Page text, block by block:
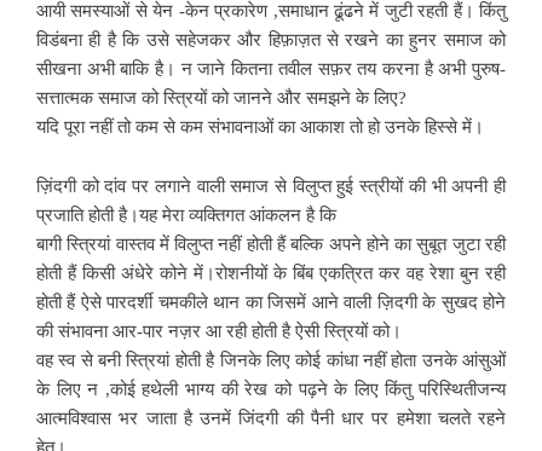
आयी समस्याओं से येन -केन प्रकारेण ,समाधान ढूंढने में जुटी रहती हैं। किंतु
विडंबना ही है कि उसे सहेजकर और हिफ़ाज़त से रखने का हुनर समाज को
सीखना अभी बाकि है। न जाने कितना तवील सफ़र तय करना है अभी पुरुष-
सत्तात्मक समाज को स्त्रियों को जानने और समझने के लिए?
यदि पूरा नहीं तो कम से कम संभावनाओं का आकाश तो हो उनके हिस्से में।
ज़िंदगी को दांव पर लगाने वाली समाज से विलुप्त हुई स्त्रीयों की भी अपनी ही
प्रजाति होती है।यह मेरा व्यक्तिगत आंकलन है कि
बागी स्त्रियां वास्तव में विलुप्त नहीं होती हैं बल्कि अपने होने का सुबूत जुटा रही
होती हैं किसी अंधेरे कोने में।रोशनीयों के बिंब एकत्रित कर वह रेशा बुन रही
होती हैं ऐसे पारदर्शी चमकीले थान का जिसमें आने वाली ज़िदगी के सुखद होने
की संभावना आर-पार नज़र आ रही होती है ऐसी स्त्रियों को।
वह स्व से बनी स्त्रियां होती है जिनके लिए कोई कांधा नहीं होता उनके आंसुओं
के लिए न ,कोई हथेली भाग्य की रेख को पढ़ने के लिए किंतु परिस्थितीजन्य
आत्मविश्वास भर जाता है उनमें जिंदगी की पैनी धार पर हमेशा चलते रहने